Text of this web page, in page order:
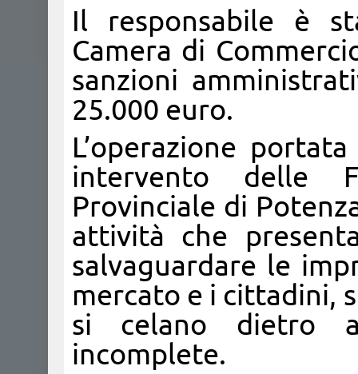
Il responsabile è
Camera di
sanzioni
25.000 euro.
L’operazione
intervento delle
Provinciale di
attività che
salvaguardare le
mercato e i cittadini,
si celano dietro
incomplete.